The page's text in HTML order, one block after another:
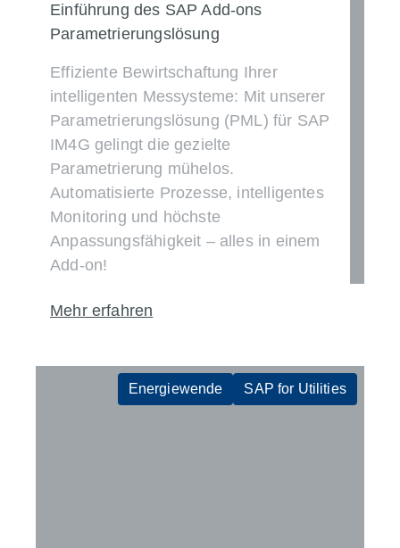
Einführung des SAP Add-ons
Parametrierungslösung
Effiziente Bewirtschaftung Ihrer
intelligenten Messysteme: Mit unserer
Parametrierungslösung (PML) für SAP
IM4G gelingt die gezielte
Parametrierung mühelos.
Automatisierte Prozesse, intelligentes
Monitoring und höchste
Anpassungsfähigkeit – alles in einem
Add-on!
Mehr erfahren
Energiewende SAP for Utilities